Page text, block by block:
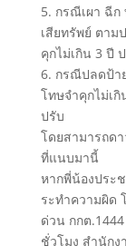
5. กรณีเผา ฉีก
เสียทรัพย์ ตาม
คุกไม่เกิน 3 ปี
6. กรณีปลดป้า
โทษจำคุกไม่เ
ปรับ
โดยสามารถด
ที่แนบมานี้
หากพี่น้องประ
ระทำความผิด
ด่วน กกต
ชั่วโมง สำนัก